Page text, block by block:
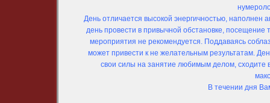
День отличается высокой энергичностью, наполнен
день провести в привычной обстановке,
мероприятия не рекомендуется. Поддаваясь
может привести к не желательным результатам.
свои силы на занятие любимым делом, сходите
В течении дня